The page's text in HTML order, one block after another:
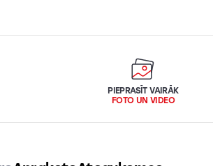
PIEPRASĪT VAIRĀK
FOTO UN VIDEO